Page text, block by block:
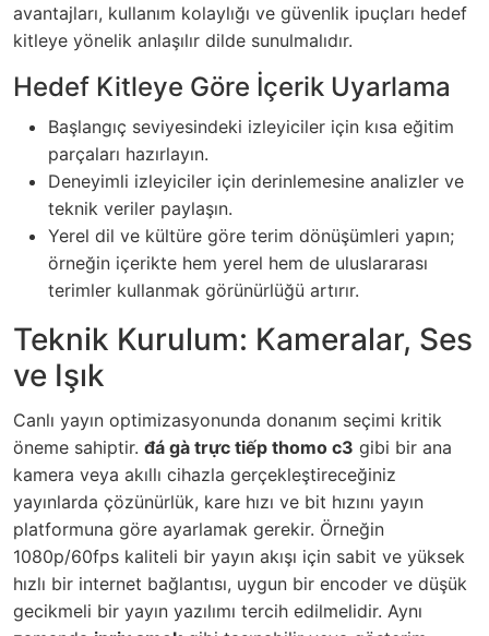
avantajları, kullanım kolaylığı ve güvenlik ipuçları hedef
kitleye yönelik anlaşılır dilde sunulmalıdır.
Hedef Kitleye Göre İçerik Uyarlama
Başlangıç seviyesindeki izleyiciler için kısa eğitim
parçaları hazırlayın.
Deneyimli izleyiciler için derinlemesine analizler ve
teknik veriler paylaşın.
Yerel dil ve kültüre göre terim dönüşümleri yapın;
örneğin içerikte hem yerel hem de uluslararası
terimler kullanmak görünürlüğü artırır.
Teknik Kurulum: Kameralar, Ses
ve Işık
Canlı yayın optimizasyonunda donanım seçimi kritik
öneme sahiptir. đá gà trực tiếp thomo c3 gibi bir ana
kamera veya akıllı cihazla gerçekleştireceğiniz
yayınlarda çözünürlük, kare hızı ve bit hızını yayın
platformuna göre ayarlamak gerekir. Örneğin
1080p/60fps kaliteli bir yayın akışı için sabit ve yüksek
hızlı bir internet bağlantısı, uygun bir encoder ve düşük
gecikmeli bir yayın yazılımı tercih edilmelidir. Aynı